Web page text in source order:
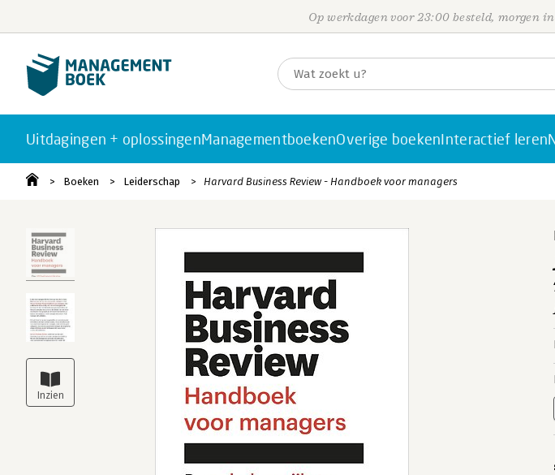
Op werkdagen voor 23:00 besteld, morgen
Uitdagingen + oplossingenManagementboekenOverige boekenInteractief leren
Boeken Leiderschap Harvard Business Review - Handboek voor managers